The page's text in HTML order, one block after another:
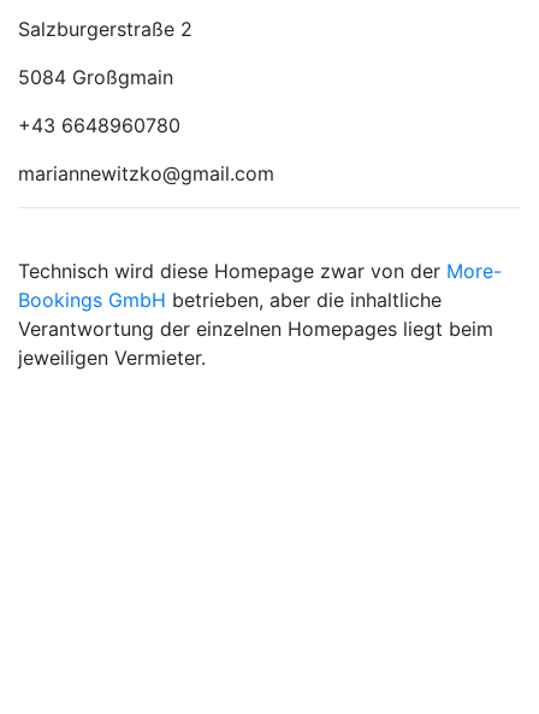
Salzburgerstraße 2
5084 Großgmain
+43 6648960780
mariannewitzko@gmail.com
Technisch wird diese Homepage zwar von der More-
Bookings GmbH betrieben, aber die inhaltliche
Verantwortung der einzelnen Homepages liegt beim
jeweiligen Vermieter.